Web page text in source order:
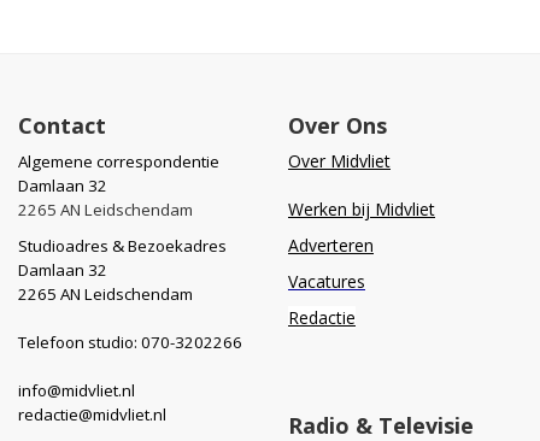
Contact
Algemene correspondentie
Damlaan 32
2265 AN Leidschendam
Studioadres & Bezoekadres
Damlaan 32
2265 AN Leidschendam
Telefoon studio: 070-3202266
info@midvliet.nl
redactie@midvliet.nl
Over Ons
Over Midvliet
Werken bij Midvliet
Adverteren
Vacatures
Redactie
Radio & Televisie